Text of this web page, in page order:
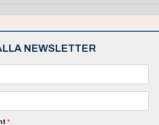
NEWSLETTER
*